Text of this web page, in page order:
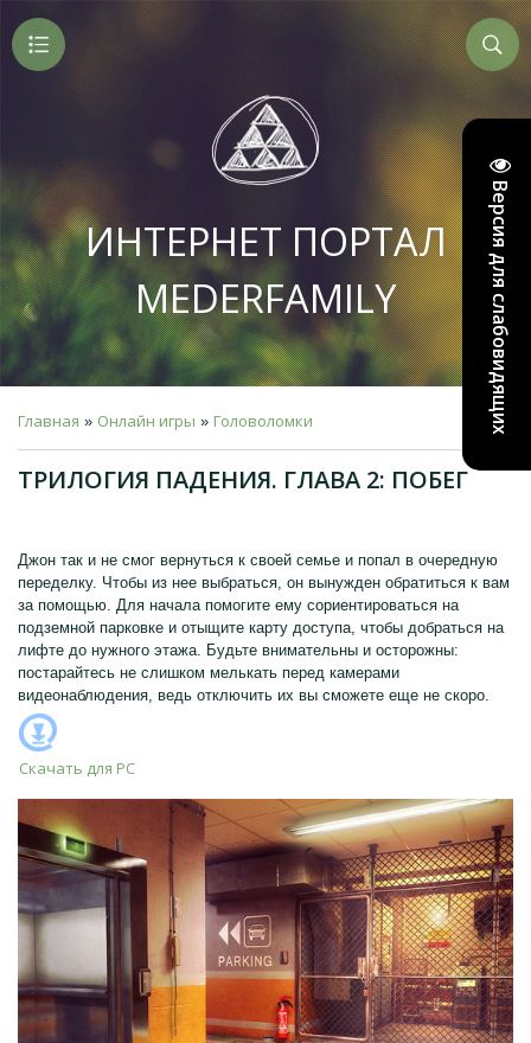
Версия для слабовидящих
ИНТЕРНЕТ ПОРТАЛ
MEDERFAMILY
Главная » Онлайн игры » Головоломки
ТРИЛОГИЯ ПАДЕНИЯ. ГЛАВА 2: ПОБЕГ
Джон так и не смог вернуться к своей семье и попал в очередную
переделку. Чтобы из нее выбраться, он вынужден обратиться к вам
за помощью. Для начала помогите ему сориентироваться на
подземной парковке и отыщите карту доступа, чтобы добраться на
лифте до нужного этажа. Будьте внимательны и осторожны:
постарайтесь не слишком мелькать перед камерами
видеонаблюдения, ведь отключить их вы сможете еще не скоро.
Скачать для PC